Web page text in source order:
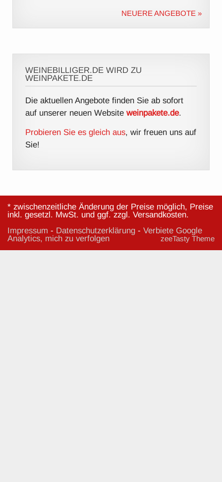
NEUERE ANGEBOTE »
WEINEBILLIGER.DE WIRD ZU
WEINPAKETE.DE
Die aktuellen Angebote finden Sie ab sofort
auf unserer neuen Websiteweinpakete.de.
Probieren Sie es gleich aus, wir freuen uns auf
Sie!
* zwischenzeitliche Änderung der Preise möglich, Preise
inkl. gesetzl. MwSt. und ggf. zzgl. Versandkosten.
Impressum - Datenschutzerklärung - Verbiete Google
Analytics, mich zu verfolgen
zeeTasty Theme